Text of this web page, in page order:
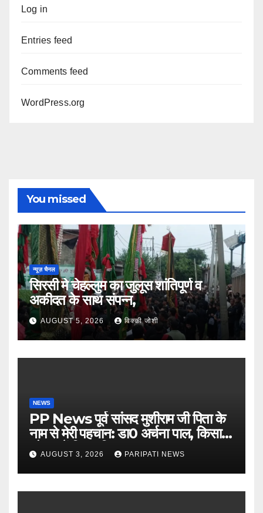
Log in
Entries feed
Comments feed
WordPress.org
You missed
न्यूज़ चैनल
सिरसी मे चेहल्लुम का जुलूस शांतिपूर्ण व
अकीदत के साथ संपन्न,
AUGUST 5, 2026 विक्की जोशी
NEWS
PP News पूर्व सांसद मुशीराम जी पिता के
नाम से मेरी पहचान: डा0 अर्चना पाल, किसान
चौपाल में दिया परिचय
AUGUST 3, 2026 PARIPATI NEWS